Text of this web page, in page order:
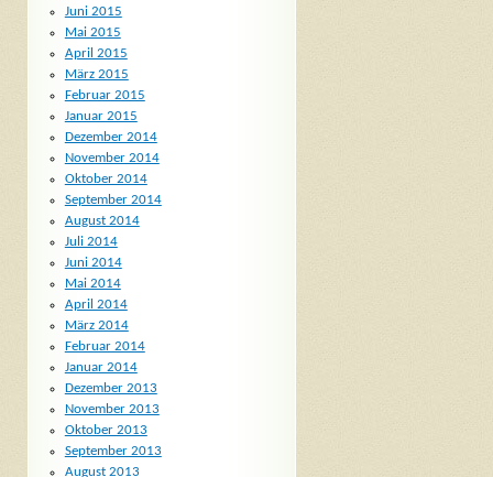
Juni 2015
Mai 2015
April 2015
März 2015
Februar 2015
Januar 2015
Dezember 2014
November 2014
Oktober 2014
September 2014
August 2014
Juli 2014
Juni 2014
Mai 2014
April 2014
März 2014
Februar 2014
Januar 2014
Dezember 2013
November 2013
Oktober 2013
September 2013
August 2013